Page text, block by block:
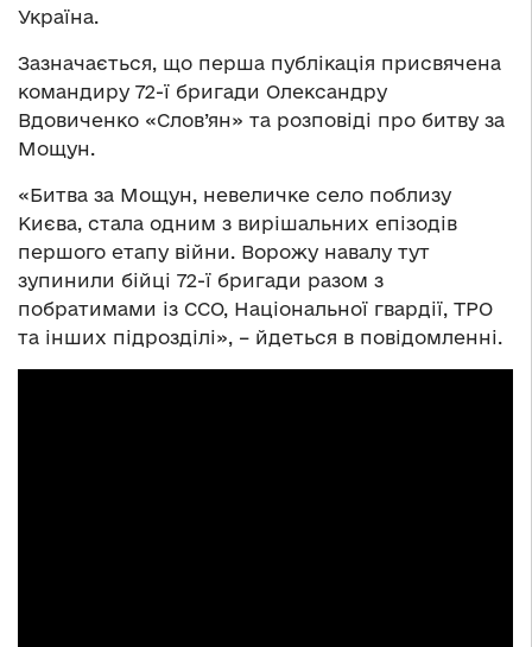
Україна.
Зазначається, що перша публікація присвячена
командиру 72-ї бригади Олександру
Вдовиченко «Слов’ян» та розповіді про битву за
Мощун.
«Битва за Мощун, невеличке село поблизу
Києва, стала одним з вирішальних епізодів
першого етапу війни. Ворожу навалу тут
зупинили бійці 72-ї бригади разом з
побратимами із ССО, Національної гвардії, ТРО
та інших підрозділі», – йдеться в повідомленні.